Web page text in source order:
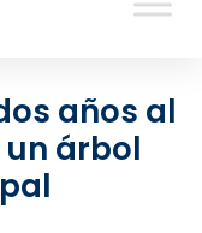
años al
árbol